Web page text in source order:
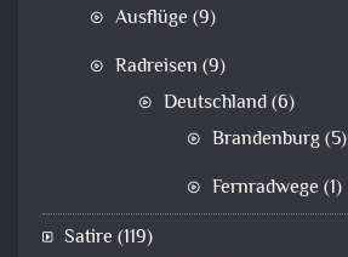
Ausflüge (9)
Radreisen (9)
Deutschland(6)
Brandenburg(5)
Fernradwege (1)
Satire (119)